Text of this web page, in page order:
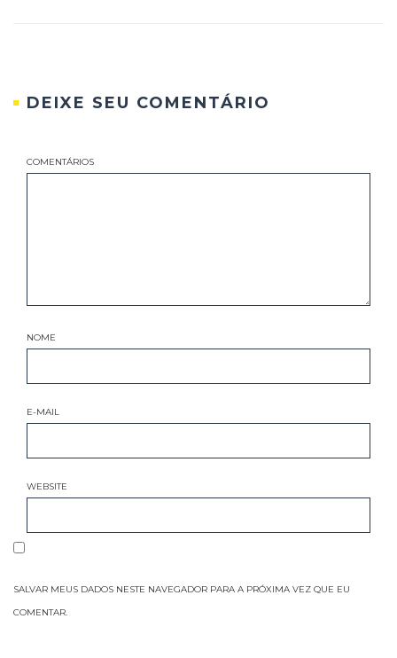
DEIXE SEU COMENTÁRIO
COMENTÁRIOS
NOME
E-MAIL
WEBSITE
SALVAR MEUS DADOS NESTE NAVEGADOR PARA A PRÓXIMA VEZ QUE EU
COMENTAR.